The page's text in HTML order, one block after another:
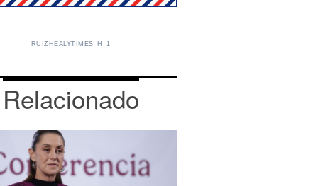
RUIZHEALYTIMES_H_1
Relacionado